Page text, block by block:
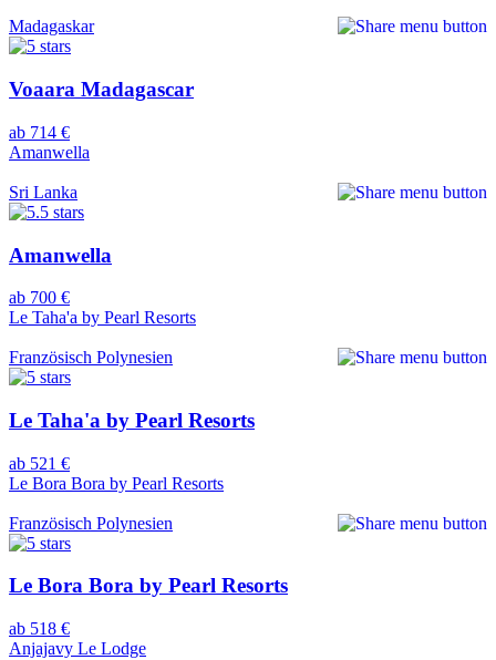
Madagaskar
Voaara Madagascar
ab 714 €
Amanwella
Sri Lanka
Amanwella
ab 700 €
Le Taha'a by Pearl Resorts
Französisch Polynesien
Le Taha'a by Pearl Resorts
ab 521 €
Le Bora Bora by Pearl Resorts
Französisch Polynesien
Le Bora Bora by Pearl Resorts
ab 518 €
Anjajavy Le Lodge